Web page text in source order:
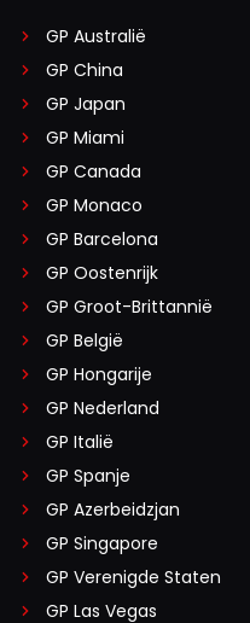
GP Australië
GP China
GP Japan
GP Miami
GP Canada
GP Monaco
GP Barcelona
GP Oostenrijk
GP Groot-Brittannië
GP België
GP Hongarije
GP Nederland
GP Italië
GP Spanje
GP Azerbeidzjan
GP Singapore
GP Verenigde Staten
GP Las Vegas